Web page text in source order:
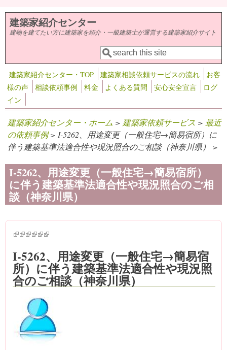
メインコンテンツに移動
建築家紹介センター
建物を建てたい方に建築家を紹介・一級建築士が運営する建築家紹介サイト
検索フォーム
検索
建築家紹介センター・TOP 建築家相談依頼サービスの流れ
お客
様の声
相談依頼事例 料金 よくある質問 安心安全宣言
ログ
イン
建築家紹介センター・ホーム > 建築家依頼サービス > 最近
の依頼事例> I-5262、用途変更（一般住宅→簡易宿所）に
伴う建築基準法適合性や現況照合のご相談（神奈川県） >
I-5262、用途変更（一般住宅→簡易宿所）
に伴う建築基準法適合性や現況照合のご相
談（神奈川県）
(link is external)
(link is external)
(link is external)
(link is external)
(link is external)
(link is external)
I-5262、用途変更（一般住宅→簡易宿
所）に伴う建築基準法適合性や現況照
合のご相談（神奈川県）